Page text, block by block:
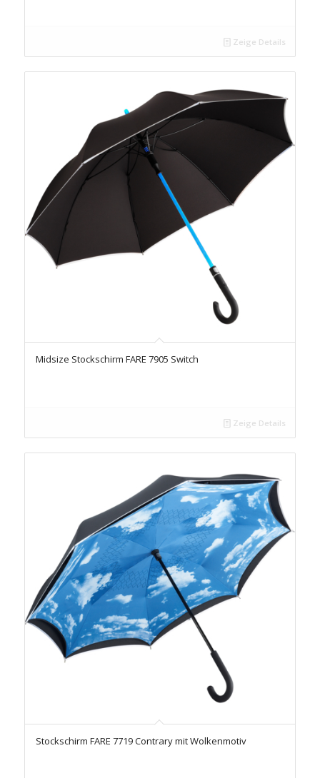
Zeige Details
Midsize Stockschirm FARE 7905 Switch
Zeige Details
Stockschirm FARE 7719 Contrary mit Wolkenmotiv